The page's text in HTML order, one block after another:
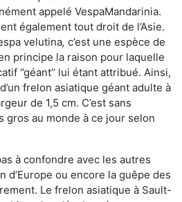
appelé VespaMandarinia.
également tout droit de l’Asie.
velutina, c’est une espèce de
principe la raison pour laquelle
‘’géant’’ lui étant attribué. Ainsi,
frelon asiatique géant adulte à
de 1,5 cm. C’est sans
gros au monde à ce jour selon
à confondre avec les autres
d’Europe ou encore la guêpe des
Le frelon asiatique à Sault-